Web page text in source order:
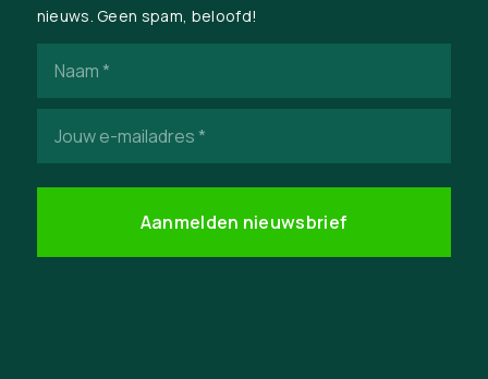
nieuws. Geen spam, beloofd!
mailadres